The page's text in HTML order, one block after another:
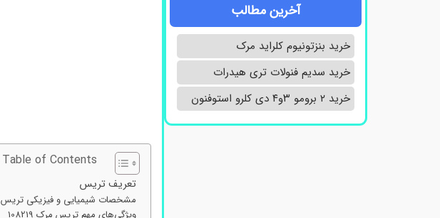
آخرین مطالب
خرید بنزتونیوم کلراید مرک
خرید سدیم فنولات تری هیدرات
خرید ۲ برومو ۳و۴ دی‌ کلرو استوفنون
Table of Contents
تعریف تریس
مشخصات شیمیایی و فیزیکی تریس 108219 مرک
ویژگی‌های مهم تریس مرک 108219